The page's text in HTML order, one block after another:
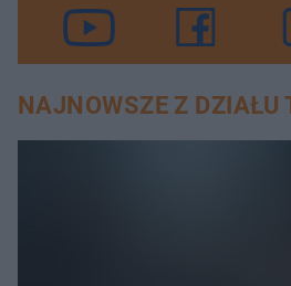
NAJNOWSZE Z DZIAŁU